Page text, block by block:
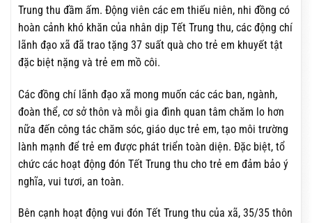
Trung thu đầm ấm. Động viên các em thiếu niên, nhi đồng có
hoàn cảnh khó khăn của nhân dịp Tết Trung thu, các động chí
lãnh đạo xã đã trao tặng 37 suất quà cho trẻ em khuyết tật
đặc biệt nặng và trẻ em mồ côi.
Các đồng chí lãnh đạo xã mong muốn các các ban, ngành,
đoàn thể, cơ sở thôn và mỗi gia đình quan tâm chăm lo hơn
nữa đến công tác chăm sóc, giáo dục trẻ em, tạo môi trường
lành mạnh để trẻ em được phát triển toàn diện. Đặc biệt, tổ
chức các hoạt động đón Tết Trung thu cho trẻ em đảm bảo ý
nghĩa, vui tươi, an toàn.
Bên cạnh hoạt động vui đón Tết Trung thu của xã, 35/35 thôn